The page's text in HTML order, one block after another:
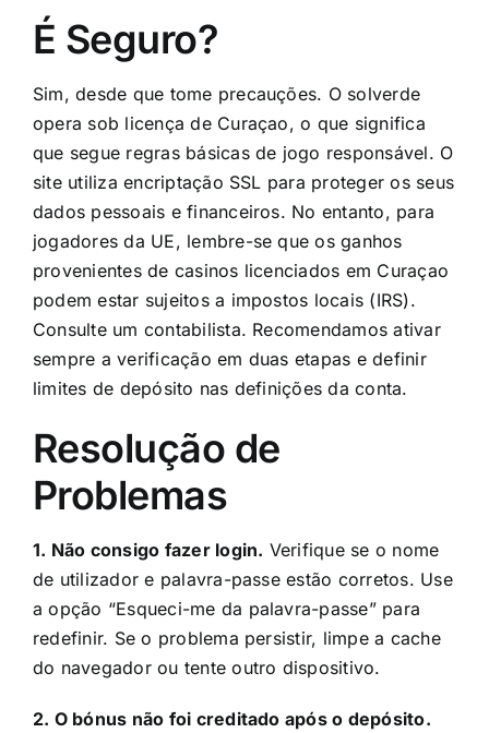
É Seguro?
Sim, desde que tome precauções. O solverde
opera sob licença de Curaçao, o que significa
que segue regras básicas de jogo responsável. O
site utiliza encriptação SSL para proteger os seus
dados pessoais e financeiros. No entanto, para
jogadores da UE, lembre-se que os ganhos
provenientes de casinos licenciados em Curaçao
podem estar sujeitos a impostos locais (IRS).
Consulte um contabilista. Recomendamos ativar
sempre a verificação em duas etapas e definir
limites de depósito nas definições da conta.
Resolução de
Problemas
1. Não consigo fazer login. Verifique se o nome
de utilizador e palavra-passe estão corretos. Use
a opção “Esqueci-me da palavra-passe” para
redefinir. Se o problema persistir, limpe a cache
do navegador ou tente outro dispositivo.
2. O bónus não foi creditado após o depósito.